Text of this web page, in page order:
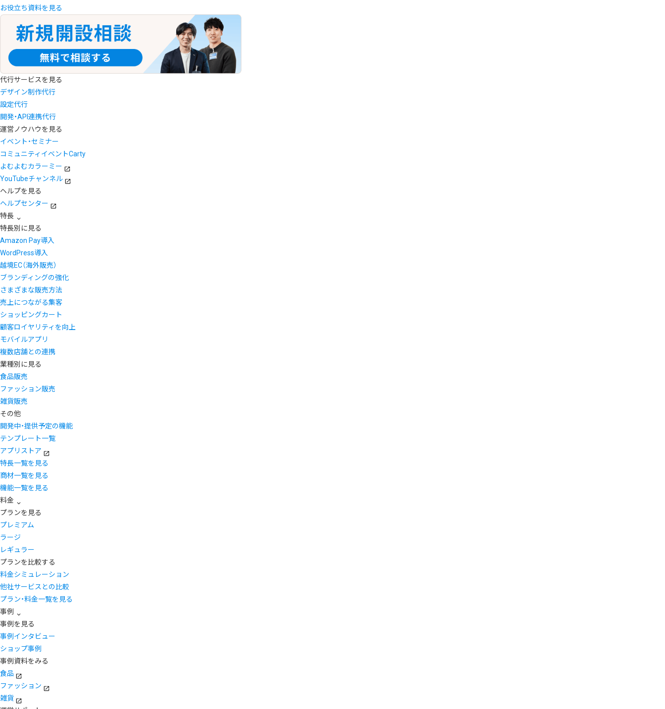
お役立ち資料を見る
代行サービスを見る
デザイン制作代行
設定代行
開発・API連携代行
運営ノウハウを見る
イベント・セミナー
コミュニティイベントCarty
よむよむカラーミー
YouTubeチャンネル
ヘルプを見る
ヘルプセンター
特長
特長別に見る
Amazon Pay導入
WordPress導入
越境EC（海外販売）
ブランディングの強化
さまざまな販売方法
売上につながる集客
ショッピングカート
顧客ロイヤリティを向上
モバイルアプリ
複数店舗との連携
業種別に見る
食品販売
ファッション販売
雑貨販売
その他
開発中・提供予定の機能
テンプレート一覧
アプリストア
特長一覧を見る
商材一覧を見る
機能一覧を見る
料金
プランを見る
プレミアム
ラージ
レギュラー
プランを比較する
料金シミュレーション
他社サービスとの比較
プラン・料金一覧を見る
事例
事例を見る
事例インタビュー
ショップ事例
事例資料をみる
食品
ファッション
雑貨